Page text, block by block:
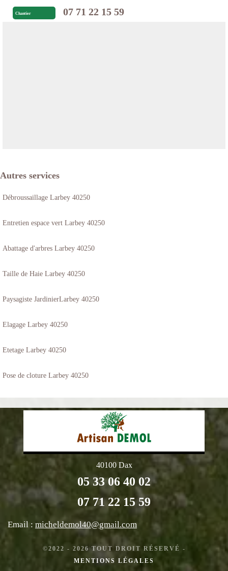
Chantier 07 71 22 15 59
Autres services
Débroussaillage Larbey 40250
Entretien espace vert Larbey 40250
Abattage d'arbres Larbey 40250
Taille de Haie Larbey 40250
Paysagiste JardinierLarbey 40250
Elagage Larbey 40250
Etetage Larbey 40250
Pose de cloture Larbey 40250
40100 Dax
05 33 06 40 02
07 71 22 15 59
Email : micheldemol40@gmail.com
©2022 - 2026 TOUT DROIT RÉSERVÉ -
MENTIONS LÉGALES